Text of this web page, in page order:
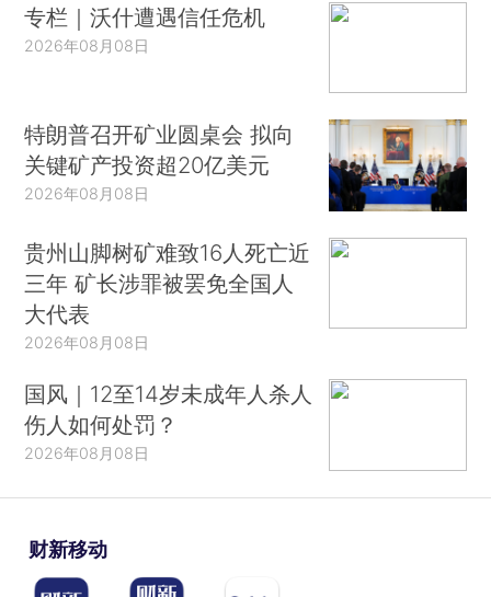
专栏｜沃什遭遇信任危机
2026年08月08日
特朗普召开矿业圆桌会 拟向
关键矿产投资超20亿美元
2026年08月08日
贵州山脚树矿难致16人死亡近
三年 矿长涉罪被罢免全国人
大代表
2026年08月08日
国风｜12至14岁未成年人杀人
伤人如何处罚？
2026年08月08日
财新移动